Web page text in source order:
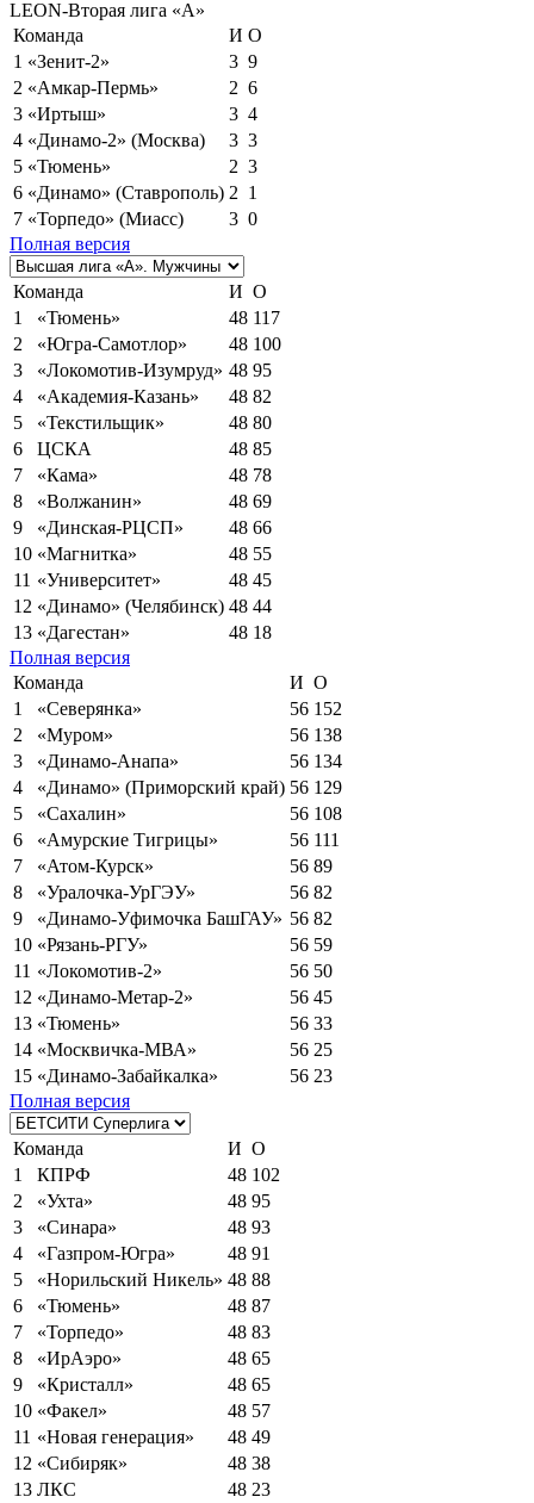
LEON-Вторая лига «А»
Команда
И О
1 «Зенит-2» 3 9
2 «Амкар-Пермь» 2 6
3 «Иртыш» 3 4
4 «Динамо-2» (Москва) 3 3
5 «Тюмень» 2 3
6 «Динамо» (Ставрополь) 2 1
7 «Торпедо» (Миасс) 3 0
Полная версия
Команда И О
1
«Тюмень» 48 117
2
«Югра-Самотлор» 48 100
3
«Локомотив-Изумруд» 48 95
4
«Академия-Казань» 48 82
5
«Текстильщик» 48 80
6
ЦСКА 48 85
7
«Кама» 48 78
8
«Волжанин» 48 69
9
«Динская-РЦСП» 48 66
10 «Магнитка» 48 55
11 «Университет» 48 45
12 «Динамо» (Челябинск) 48 44
13 «Дагестан» 48 18
Полная версия
Команда
И О
1
«Северянка» 56 152
2
«Муром» 56 138
3
«Динамо-Анапа» 56 134
4
«Динамо» (Приморский край) 56 129
5
«Сахалин» 56 108
6
«Амурские Тигрицы» 56 111
7
«Атом-Курск» 56 89
8
«Уралочка-УрГЭУ» 56 82
9
«Динамо-Уфимочка БашГАУ» 56 82
10 «Рязань-РГУ» 56 59
11 «Локомотив-2» 56 50
12 «Динамо-Метар-2» 56 45
13 «Тюмень» 56 33
14 «Москвичка-МВА» 56 25
15 «Динамо-Забайкалка» 56 23
Полная версия
Команда И О
1
КПРФ 48 102
2
«Ухта» 48 95
3
«Синара» 48 93
4
«Газпром-Югра» 48 91
5
«Норильский Никель» 48 88
6
«Тюмень» 48 87
7
«Торпедо» 48 83
8
«ИрАэро» 48 65
9
«Кристалл» 48 65
10 «Факел» 48 57
11 «Новая генерация» 48 49
12 «Сибиряк» 48 38
13 ЛКС 48 23